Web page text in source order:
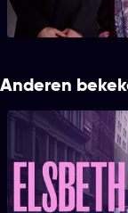
gaan bij het
advocatenkantoor
Anderen